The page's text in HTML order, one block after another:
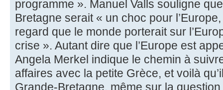
programme ». Manuel Valls souligne
Bretagne serait « un choc pour
regard que le monde porterait sur
crise ». Autant dire que l’Europe est
Angela Merkel indique le chemin à
affaires avec la petite Grèce, et voilà
Grande-Bretagne, même sur la